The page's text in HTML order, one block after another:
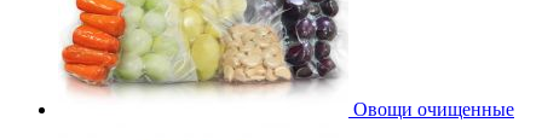
Овощи очищенные